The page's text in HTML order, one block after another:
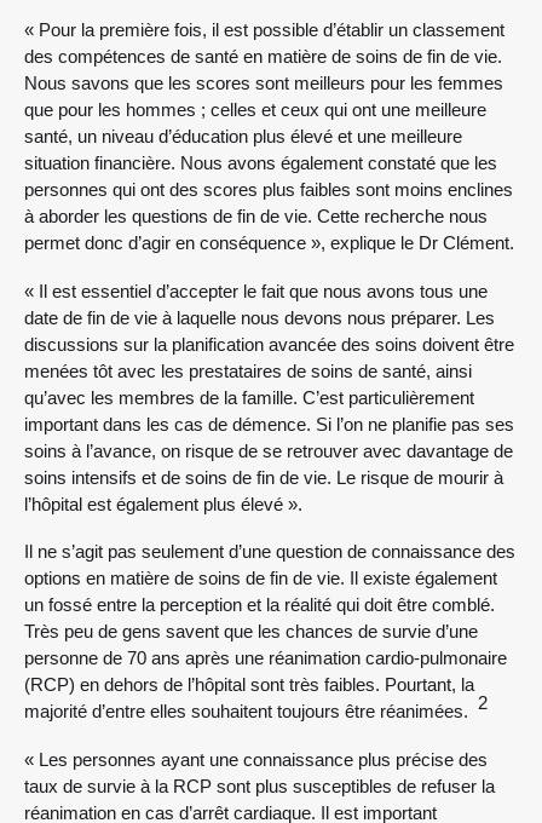
« Pour la première fois, il est possible d’établir un classement
des compétences de santé en matière de soins de fin de vie.
Nous savons que les scores sont meilleurs pour les femmes
que pour les hommes ; celles et ceux qui ont une meilleure
santé, un niveau d’éducation plus élevé et une meilleure
situation financière. Nous avons également constaté que les
personnes qui ont des scores plus faibles sont moins enclines
à aborder les questions de fin de vie. Cette recherche nous
permet donc d’agir en conséquence », explique le Dr Clément.
« Il est essentiel d’accepter le fait que nous avons tous une
date de fin de vie à laquelle nous devons nous préparer. Les
discussions sur la planification avancée des soins doivent être
menées tôt avec les prestataires de soins de santé, ainsi
qu’avec les membres de la famille. C’est particulièrement
important dans les cas de démence. Si l’on ne planifie pas ses
soins à l’avance, on risque de se retrouver avec davantage de
soins intensifs et de soins de fin de vie. Le risque de mourir à
l’hôpital est également plus élevé ».
Il ne s’agit pas seulement d’une question de connaissance des
options en matière de soins de fin de vie. Il existe également
un fossé entre la perception et la réalité qui doit être comblé.
Très peu de gens savent que les chances de survie d’une
personne de 70 ans après une réanimation cardio-pulmonaire
(RCP) en dehors de l’hôpital sont très faibles. Pourtant, la
majorité d’entre elles souhaitent toujours être réanimées. 2
« Les personnes ayant une connaissance plus précise des
taux de survie à la RCP sont plus susceptibles de refuser la
réanimation en cas d’arrêt cardiaque. Il est important